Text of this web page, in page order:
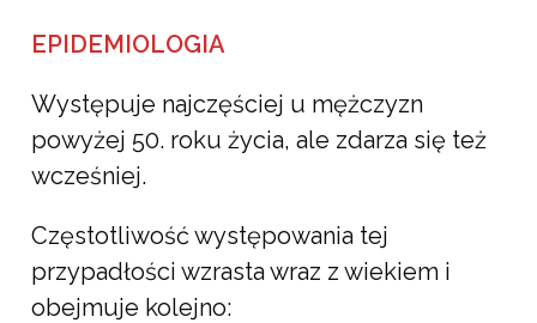
IMPOTENCJA I
ZABURZENIA EREKCJI
Revita21 kwietnia, 2021
EPIDEMIOLOGIA
Występuje najczęściej u mężczyzn
powyżej 50. roku życia, ale zdarza się też
wcześniej.
Częstotliwość występowania tej
przypadłości wzrasta wraz z wiekiem i
obejmuje kolejno: